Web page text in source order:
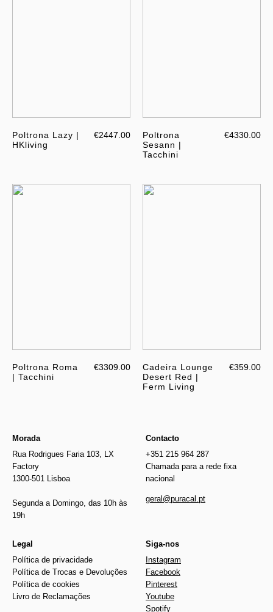
Poltrona Lazy |
HKliving
€2447.00
Poltrona
Sesann |
Tacchini
€4330.00
Poltrona Roma
| Tacchini
€3309.00
Cadeira Lounge
Desert Red |
Ferm Living
€359.00
Morada
Rua Rodrigues Faria 103, LX
Factory
1300-501 Lisboa
Segunda a Domingo, das 10h às
19h
Contacto
+351 215 964 287
Chamada para a rede fixa
nacional
geral@puracal.pt
Legal
Política de privacidade
Política de Trocas e Devoluções
Política de cookies
Livro de Reclamações
Siga-nos
Instagram
Facebook
Pinterest
Youtube
Spotify